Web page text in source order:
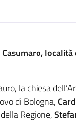
località
la chiesa
di Bologna,
Regione,